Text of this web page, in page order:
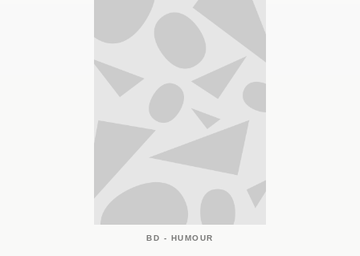
BD - HUMOUR